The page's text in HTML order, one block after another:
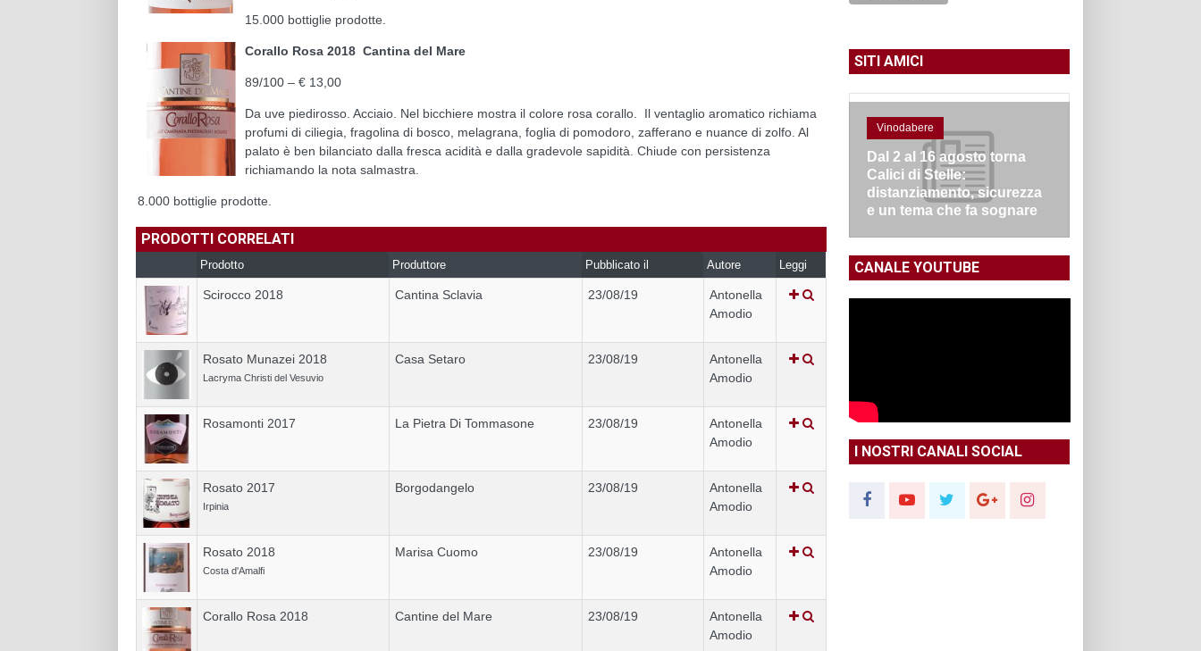
15.000 bottiglie prodotte.
Corallo Rosa 2018 Cantina del Mare
89/100 – € 13,00
Da uve piedirosso. Acciaio. Nel bicchiere mostra il colore rosa corallo. Il ventaglio aromatico richiama
profumi di ciliegia, fragolina di bosco, melagrana, foglia di pomodoro, zafferano e nuance di zolfo. Al
palato è ben bilanciato dalla fresca acidità e dalla gradevole sapidità. Chiude con persistenza
richiamando la nota salmastra.
8.000 bottiglie prodotte.
PRODOTTI CORRELATI
Prodotto Produttore Pubblicato il Autore Leggi
Scirocco 2018 Cantina Sclavia 23/08/19
Antonella
Amodio
Rosato Munazei 2018
Lacryma Christi del Vesuvio
Casa Setaro 23/08/19
Antonella
Amodio
Rosamonti 2017 La Pietra Di Tommasone 23/08/19
Antonella
Amodio
Rosato 2017
Irpinia
Borgodangelo 23/08/19
Antonella
Amodio
Rosato 2018
Costa d'Amalfi
Marisa Cuomo 23/08/19
Antonella
Amodio
Corallo Rosa 2018 Cantine del Mare 23/08/19
Antonella
Amodio
SITI AMICI
Vinodabere
Dal 2 al 16 agosto torna
Calici di Stelle:
distanziamento, sicurezza
e un tema che fa sognare
CANALE YOUTUBE
I NOSTRI CANALI SOCIAL